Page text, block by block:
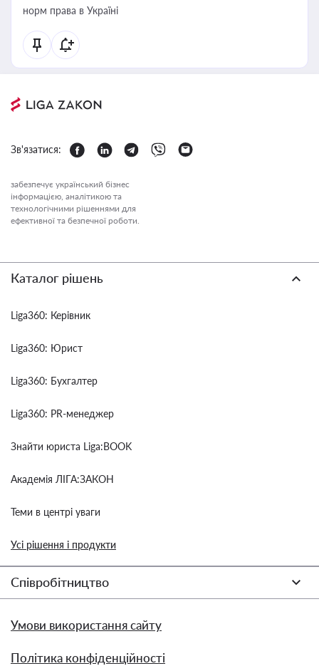
норм права в Україні
Зв'язатися:
забезпечує український бізнес
інформацією, аналітикою та
технологічними рішеннями для
ефективної та безпечної роботи.
Каталог рішень
Liga360: Керівник
Liga360: Юрист
Liga360: Бухгалтер
Liga360: PR-менеджер
Знайти юриста Liga:BOOK
Академія ЛІГА:ЗАКОН
Теми в центрі уваги
Усі рішення і продукти
Співробітництво
Умови використання сайту
Політика конфіденційності